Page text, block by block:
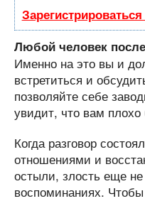
Любой человек
Именно на это вы и
встретиться и
позволяйте себе
увидит, что вам плохо
Когда разговор
отношениями и
остыли, злость еще
воспоминаниях.